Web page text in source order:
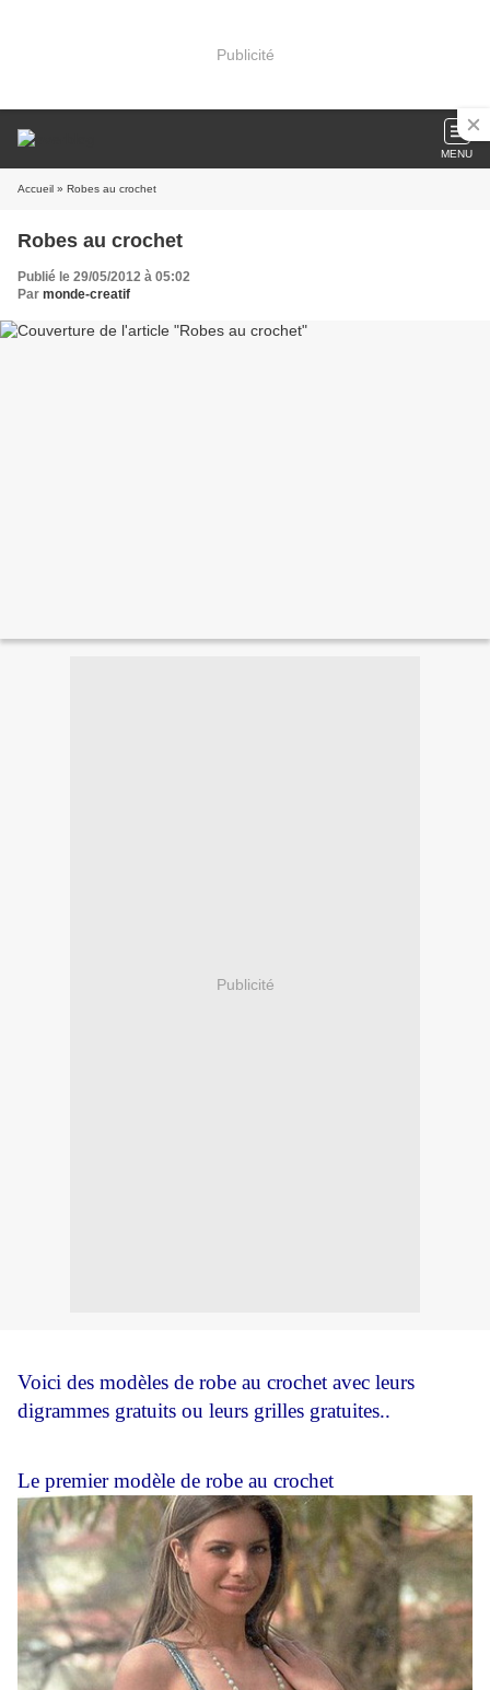
Publicité
MENU
Accueil » Robes au crochet
Robes au crochet
Publié le 29/05/2012 à 05:02
Par monde-creatif
Publicité
Voici des modèles de robe au crochet avec leurs
digrammes gratuits ou leurs grilles gratuites..
Le premier modèle de robe au crochet